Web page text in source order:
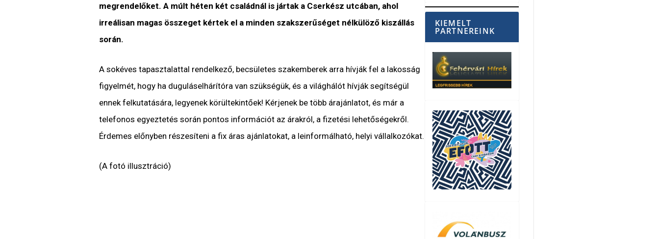
megrendelőket. A múlt héten két családnál is jártak a Cserkész utcában, ahol
irreálisan magas összeget kértek el a minden szakszerűséget nélkülöző kiszállás
során.
A sokéves tapasztalattal rendelkező, becsületes szakemberek arra hívják fel a lakosság
figyelmét, hogy ha duguláselhárítóra van szükségük, és a világhálót hívják segítségül
ennek felkutatására, legyenek körültekintőek! Kérjenek be több árajánlatot, és már a
telefonos egyeztetés során pontos információt az árakról, a fizetési lehetőségekről.
Érdemes előnyben részesíteni a fix áras ajánlatokat, a leinformálható, helyi vállalkozókat.
(A fotó illusztráció)
KIEMELT
PARTNEREINK